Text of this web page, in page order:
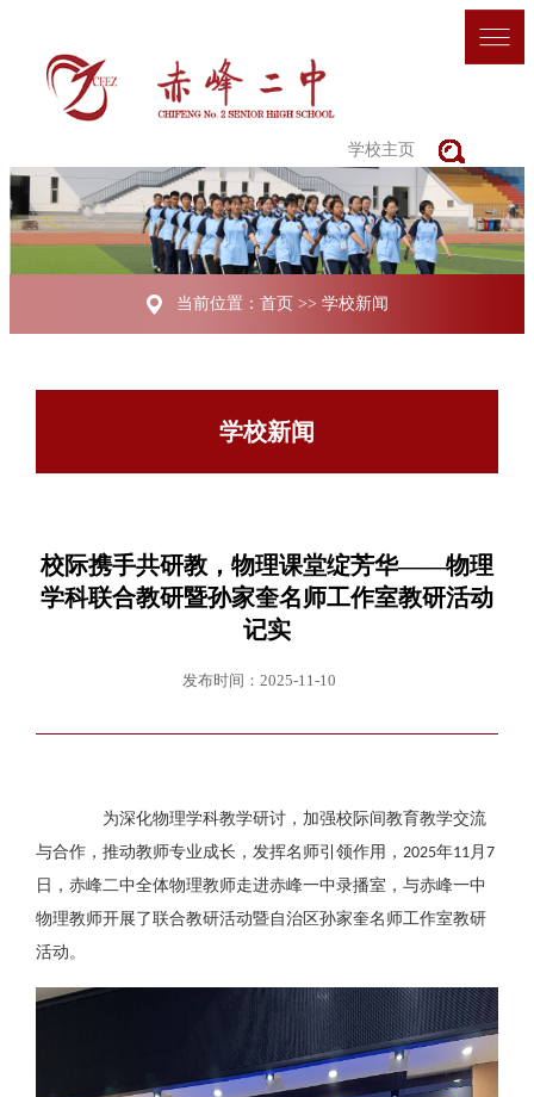
学校主页
当前位置： 首页 >> 学校新闻
学校新闻
校际携手共研教，物理课堂绽芳华——物理
学科联合教研暨孙家奎名师工作室教研活动
记实
发布时间：2025-11-10
为深化物理学科教学研讨，加强校际间教育教学交流
与合作，推动教师专业成长，发挥名师引领作用， 2025年11 月 7
日，赤峰二中全体物理教师走进赤峰一中录播室，与赤峰一中
物理教师开展了联合教研活动暨自治区孙家奎名师工作室教研
活动。